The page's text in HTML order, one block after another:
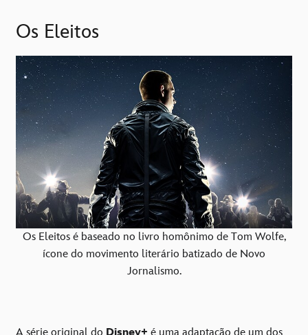
Os Eleitos
Os Eleitos é baseado no livro homônimo de Tom Wolfe,
ícone do movimento literário batizado de Novo
Jornalismo.